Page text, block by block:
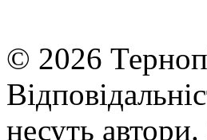
© 2026
несуть